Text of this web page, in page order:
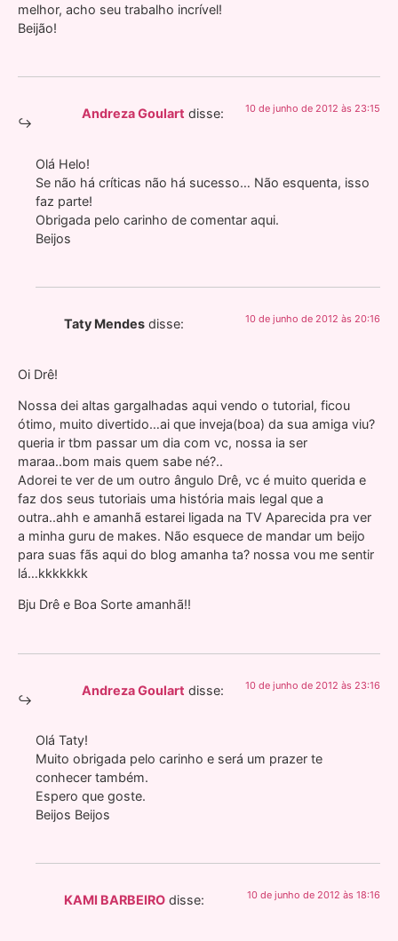
melhor, acho seu trabalho incrível!
Beijão!
Andreza Goulart disse: 10 de junho de 2012 às 23:15
Olá Helo!
Se não há críticas não há sucesso… Não esquenta, isso
faz parte!
Obrigada pelo carinho de comentar aqui.
Beijos
Taty Mendes disse: 10 de junho de 2012 às 20:16
Oi Drê!
Nossa dei altas gargalhadas aqui vendo o tutorial, ficou
ótimo, muito divertido…ai que inveja(boa) da sua amiga viu?
queria ir tbm passar um dia com vc, nossa ia ser
maraa..bom mais quem sabe né?..
Adorei te ver de um outro ângulo Drê, vc é muito querida e
faz dos seus tutoriais uma história mais legal que a
outra..ahh e amanhã estarei ligada na TV Aparecida pra ver
a minha guru de makes. Não esquece de mandar um beijo
para suas fãs aqui do blog amanha ta? nossa vou me sentir
lá…kkkkkkk
Bju Drê e Boa Sorte amanhã!!
Andreza Goulart disse: 10 de junho de 2012 às 23:16
Olá Taty!
Muito obrigada pelo carinho e será um prazer te
conhecer também.
Espero que goste.
Beijos Beijos
KAMI BARBEIRO disse: 10 de junho de 2012 às 18:16